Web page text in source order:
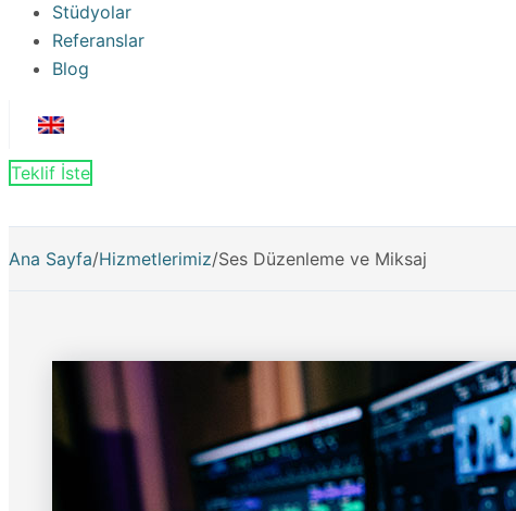
Stüdyolar
Referanslar
Blog
Teklif İste
Ana Sayfa/Hizmetlerimiz/Ses Düzenleme ve Miksaj